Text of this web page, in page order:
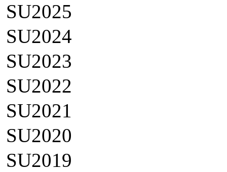
SU2025
SU2024
SU2023
SU2022
SU2021
SU2020
SU2019